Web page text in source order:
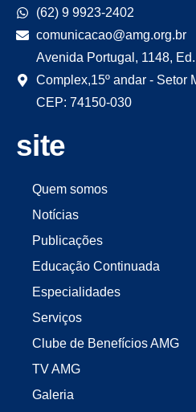
(62) 9 9923-2402
comunicacao@amg.org.br
Avenida Portugal, 1148,
Complex,15º andar - Setor
CEP: 74150-030
site
Quem somos
Notícias
Publicações
Educação Continuada
Especialidades
Serviços
Clube de Benefícios AMG
TV AMG
Galeria